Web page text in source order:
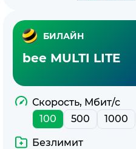
БИЛАЙН
bee MULTI LITE
Скорость, Мбит/с
100
500 1000
Безлимит